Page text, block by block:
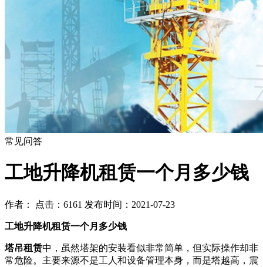
常见问答
工地升降机租赁一个月多少钱
作者： 点击：6161 发布时间：2021-07-23
工地升降机租赁一个月多少钱
塔吊租赁中，虽然塔架的安装看似非常简单，但实际操作却非
常危险。主要来源不是工人和设备管理本身，而是塔越高，震